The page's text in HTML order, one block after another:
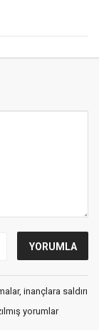
inançlara saldırı
yorumlar